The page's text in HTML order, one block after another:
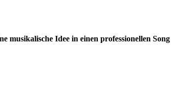
musikalische Idee in einen professionellen Song